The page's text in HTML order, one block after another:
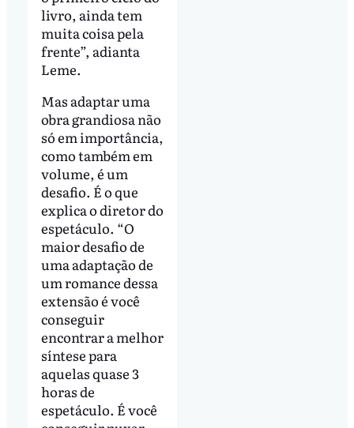
livro, ainda tem
muita coisa pela
frente”, adianta
Leme.
Mas adaptar uma
obra grandiosa não
só em importância,
como também em
volume, é um
desafio. É o que
explica o diretor do
espetáculo. “O
maior desafio de
uma adaptação de
um romance dessa
extensão é você
conseguir
encontrar a melhor
síntese para
aquelas quase 3
horas de
espetáculo. É você